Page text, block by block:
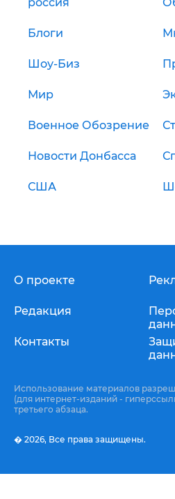
россия
Блоги
Шоу-Биз
Мир
Военное Обозрение
Новости Донбасса
США
О проекте
Редакция
Контакты
Использование материалов
(для интернет-изданий -
третьего абзаца.
� 2026, Все права защищены.